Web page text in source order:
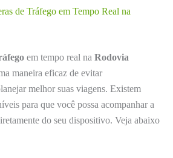
de Tráfego em Tempo Real na
em tempo real na Rodovia
maneira eficaz de evitar
melhor suas viagens. Existem
para que você possa acompanhar a
do seu dispositivo. Veja abaixo